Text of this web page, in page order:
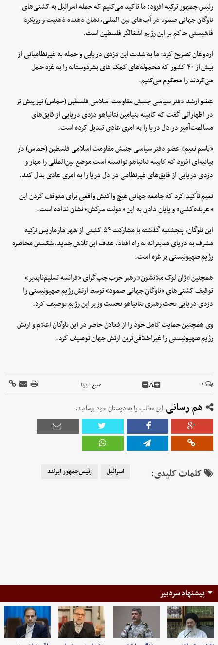
رئیس جمهور ترکیه افزود: ما تاکید می‌کنیم که حمله اسرائیل به کشتی‌های
ناوگان جهانی صمود در آب‌های بین المللی، نشان دهنده ذهنیت و رویکرد
فاشیستی حاکم بر این رژیم اشغالگر فلسطین است.
اردوغان تصریح کرد: ما به شدت این دزدی دریایی و حمله به غیرنظامیانی از
بیش از ۴۰ کشور که محموله‌های کمک های بشردوستانه را به غزه حمل
می‌کردند را محکوم می‌کنیم.
عضو ارشد دفتر سیاسی جنبش مقاومت اسلامی فلسطین (حماس) نیز پیش تر
در اظهاراتی گفت که کابینه بنیامین نتانیاهو دزدی دریایی از قایق‌های
مسالمت‌آمیز در دل دریا را به امری عادی تبدیل کرده است.
«باسم نعیم» عضو دفتر سیاسی جنبش مقاومت اسلامی فلسطین (حماس) در
بیانیه‌ای افزود که کابینه نتانیاهو توانسته است موضع بین‌المللی را مهار و
دزدی دریایی از قایق‌های غیرنظامی در دل دریا را به امری عادی بدل کند.
نعیم تأکید کرد که جامعه جهانی هیچ واکنش واقعی برای متوقف کردن این
«عربده‌کشی» و پایان دادن به این «دولت سرکش» نشان نداده است.
این ناوگان، پنجشنبه گذشته با مشارکت ۵۴ کشتی از شهر مارماریس ترکیه
مشرف به دریای مدیترانه به راه افتاد. هدف این تلاش جدید، شکستن محاصره
رژیم صهیونیستی بر غزه است.
همچنین «ژان لوک ملانشون» رهبر حزب چپ‌گرای «فرانسه تسلیم‌ناپذیر»
توقیف کشتی‌های «ناوگان جهانی صمود» توسط ارتش رژیم صهیونیستی را
دزدی دریایی تحت رهبری نتانیاهو نخست‌ وزیر این رژیم توصیف کرد.
وی همچنین حمایت کامل خود را از فعالان حاضر در این ناوگان اعلام و ارتش
رژیم صهیونیستی را غیراخلاقی‌ترین ارتش جهان توصیف کرد.
۰ A منبع :ایرنا
هم رسانی این مطلب را به دوستان خود برسانید.
کلمات کلیدی: اسرائیل رئیس‌جمهور ایرلند
پیشنهاد سردبیر